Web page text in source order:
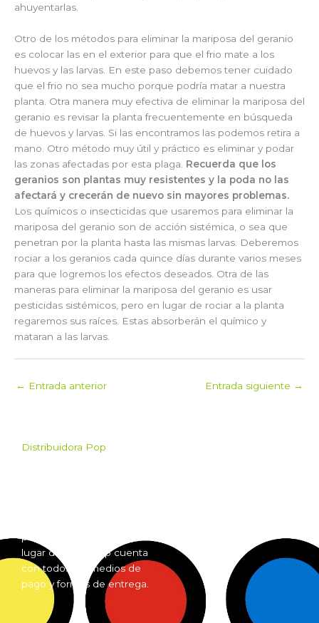
ahuyentarlas.
Otro de los métodos para eliminar la mariposa del geranio
es colocar las en el exterior para que el frio mate a los
huevos y las larvas. En este paso debemos tener cuidado
que el frio no sea mucho porque podría matar a nuestra
planta. Otra manera muy efectiva de eliminar la mariposa del
geranio es revisar la planta frecuentemente en búsqueda
de huevos y larvas. Si las encontramos las podemos retira a
mano. Otro método muy útil y práctico es eliminar y podar
las zonas afectadas por esta plaga. Recuerda que los
geranios son plantas muy resistentes y la poda no las
afectará y crecerán de nuevo sin mayores problemas.
Los químicos o insecticidas que usaremos para eliminar la
mariposa del geranio son de acción sistémica, o sea que
penetran por la planta hasta las mismas larvas. Deberemos
rociar a los geranios cada quince días durante varios meses
para que logremos los efectos deseados. Otra de las
maneras para eliminar la mariposa del geranio es usar
pesticidas sistémicos, pero en lugar de rociar a la planta
regaremos sus raíces. Estas absorberán el químico y
mataran a las larvas.
← Entrada anterior Entrada siguiente →
Distribuidora Pop
por mayor desde cualquier
lugar del país. Pop cuenta
con todos los medios de
pago y formas de entrega.